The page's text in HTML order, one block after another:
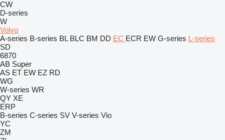
CW
D-series
W
Volvo
A-series B-series BL BLC BM DD EC ECR EW G-series L-series
SD
6870
AB Super
AS ET EW EZ RD
WG
W-series WR
QY XE
ERP
B-series C-series SV V-series Vio
YC
ZM